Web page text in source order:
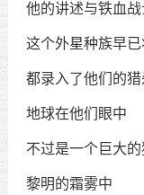
他的讲述与铁血
这个外星种族早
都录入了他们的
地球在他们眼中
不过是一个巨大
黎明的霜雾中